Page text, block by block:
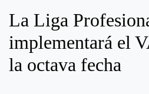
La Liga
implementará el
la octava fecha